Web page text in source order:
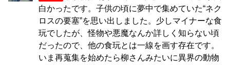
白かったです。子供の頃に夢中で集めていた“ネク
ロスの要塞”を思い出しました。少しマイナーな食
玩でしたが、怪物や悪魔なんか詳しく知らない頃
だったので、他の食玩とは一線を画す存在です。
いま再蒐集を始めたら柳さんみたいに異界の動物